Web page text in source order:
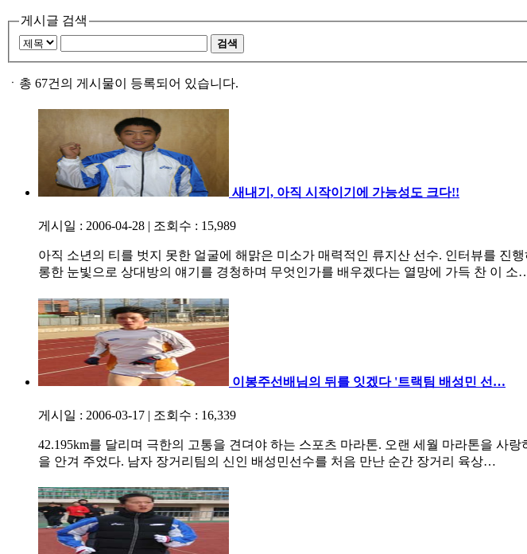
게시글 검색
검색
ㆍ 총 67건의 게시물이 등록되어 있습니다.
새내기, 아직 시작이기에 가능성도 크다!!
게시일 : 2006-04-28 | 조회수 : 15,989
아직 소년의 티를 벗지 못한 얼굴에 해맑은 미소가 매력적인 류지산 선수. 인터뷰를 진
롱한 눈빛으로 상대방의 얘기를 경청하며 무엇인가를 배우겠다는 열망에 가득 찬 이 소
이봉주선배님의 뒤를 잇겠다 '트랙팀 배성민 선…
게시일 : 2006-03-17 | 조회수 : 16,339
42.195km를 달리며 극한의 고통을 견뎌야 하는 스포츠 마라톤. 오랜 세월 마라톤을 사
을 안겨 주었다. 남자 장거리팀의 신인 배성민선수를 처음 만난 순간 장거리 육상…